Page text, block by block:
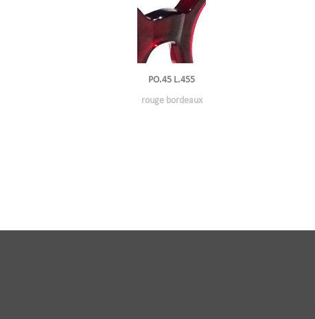
PO.45 L.455
rouge bordeaux